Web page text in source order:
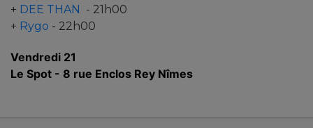
+ DEE THAN - 21h00
+ Rygo - 22h00
Vendredi 21
Le Spot - 8 rue Enclos Rey Nîmes